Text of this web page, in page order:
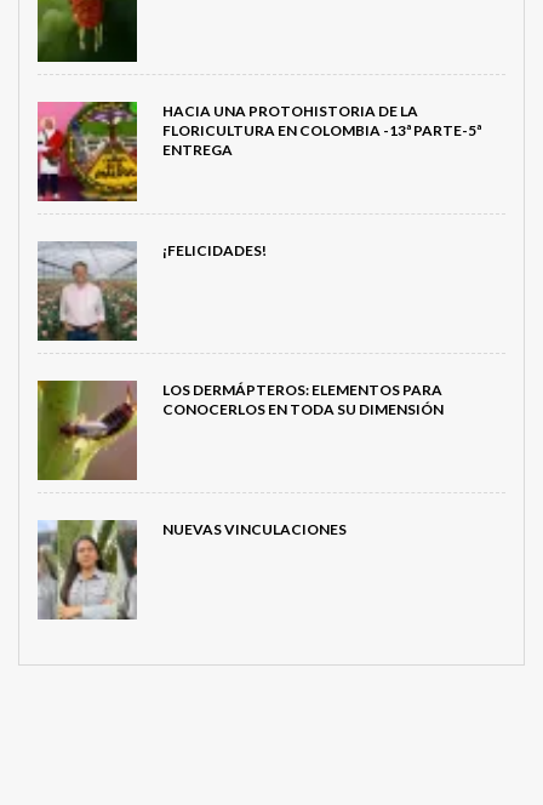
HACIA UNA PROTOHISTORIA DE LA
FLORICULTURA EN COLOMBIA -13ª PARTE-5ª
ENTREGA
¡FELICIDADES!
LOS DERMÁPTEROS: ELEMENTOS PARA
CONOCERLOS EN TODA SU DIMENSIÓN
NUEVAS VINCULACIONES